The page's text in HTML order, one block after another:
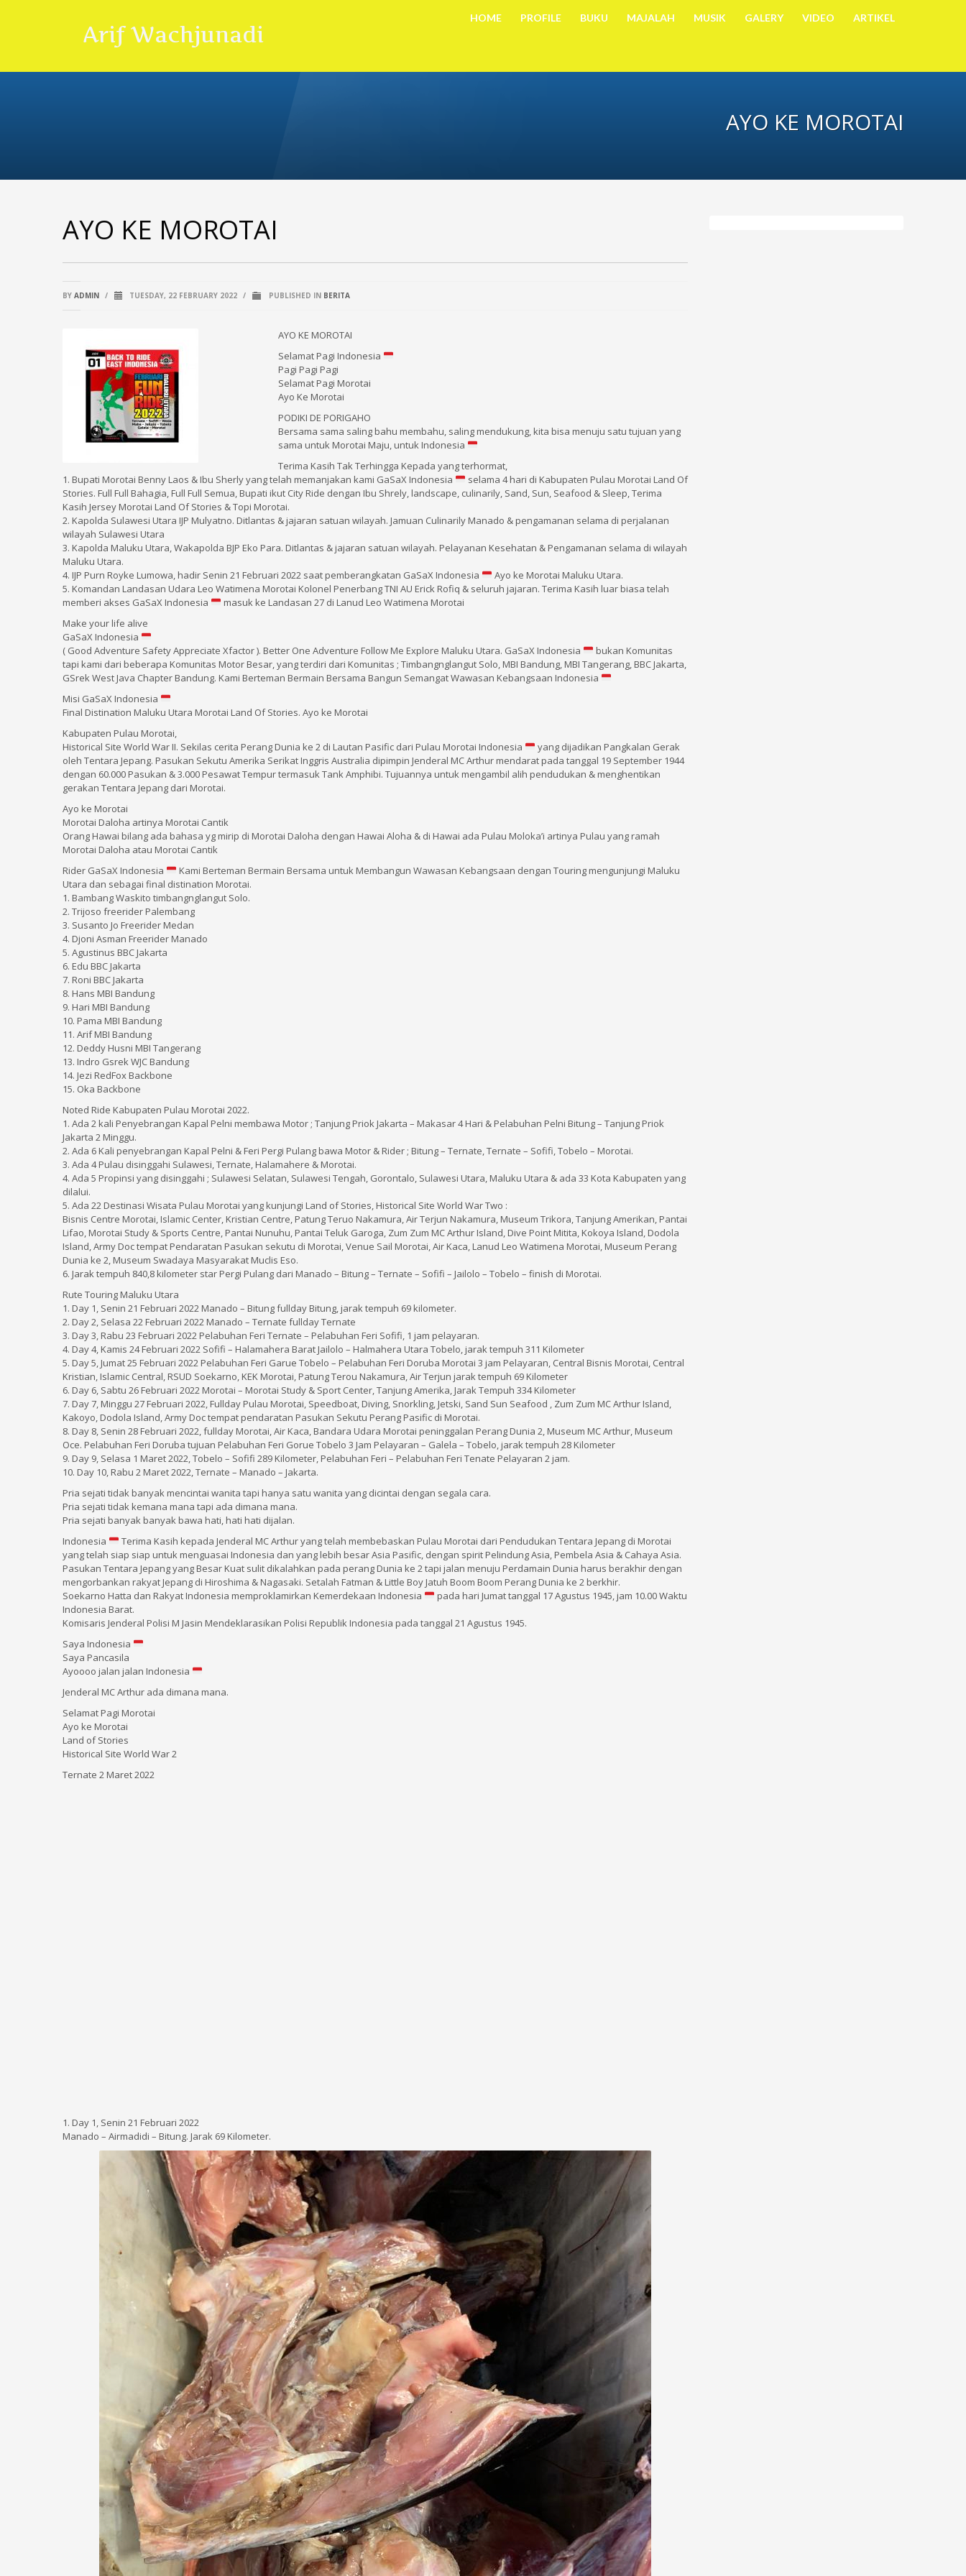
Arif Wachjunadi
HOME PROFILE BUKU MAJALAH MUSIK GALERY VIDEO ARTIKEL
AYO KE MOROTAI
AYO KE MOROTAI
BY ADMIN / TUESDAY, 22 FEBRUARY 2022 / PUBLISHED IN BERITA
AYO KE MOROTAI
Selamat Pagi Indonesia
Pagi Pagi Pagi
Selamat Pagi Morotai
Ayo Ke Morotai
PODIKI DE PORIGAHO
Bersama sama saling bahu membahu, saling mendukung, kita bisa menuju satu tujuan yang
sama untuk Morotai Maju, untuk Indonesia
Terima Kasih Tak Terhingga Kepada yang terhormat,
1. Bupati Morotai Benny Laos & Ibu Sherly yang telah memanjakan kami GaSaX Indonesia
selama 4 hari di Kabupaten Pulau Morotai Land Of
Stories. Full Full Bahagia, Full Full Semua, Bupati ikut City Ride dengan Ibu Shrely, landscape, culinarily, Sand, Sun, Seafood & Sleep, Terima
Kasih Jersey Morotai Land Of Stories & Topi Morotai.
2. Kapolda Sulawesi Utara IJP Mulyatno. Ditlantas & jajaran satuan wilayah. Jamuan Culinarily Manado & pengamanan selama di perjalanan
wilayah Sulawesi Utara
3. Kapolda Maluku Utara, Wakapolda BJP Eko Para. Ditlantas & jajaran satuan wilayah. Pelayanan Kesehatan & Pengamanan selama di wilayah
Maluku Utara.
4. IJP Purn Royke Lumowa, hadir Senin 21 Februari 2022 saat pemberangkatan GaSaX Indonesia
Ayo ke Morotai Maluku Utara.
5. Komandan Landasan Udara Leo Watimena Morotai Kolonel Penerbang TNI AU Erick Rofiq & seluruh jajaran. Terima Kasih luar biasa telah
memberi akses GaSaX Indonesia
masuk ke Landasan 27 di Lanud Leo Watimena Morotai
Make your life alive
GaSaX Indonesia
( Good Adventure Safety Appreciate Xfactor ). Better One Adventure Follow Me Explore Maluku Utara. GaSaX Indonesia
bukan Komunitas
tapi kami dari beberapa Komunitas Motor Besar, yang terdiri dari Komunitas ; Timbangnglangut Solo, MBI Bandung, MBI Tangerang, BBC Jakarta,
GSrek West Java Chapter Bandung. Kami Berteman Bermain Bersama Bangun Semangat Wawasan Kebangsaan Indonesia
Misi GaSaX Indonesia
Final Distination Maluku Utara Morotai Land Of Stories. Ayo ke Morotai
Kabupaten Pulau Morotai,
Historical Site World War II. Sekilas cerita Perang Dunia ke 2 di Lautan Pasific dari Pulau Morotai Indonesia
yang dijadikan Pangkalan Gerak
oleh Tentara Jepang. Pasukan Sekutu Amerika Serikat Inggris Australia dipimpin Jenderal MC Arthur mendarat pada tanggal 19 September 1944
dengan 60.000 Pasukan & 3.000 Pesawat Tempur termasuk Tank Amphibi. Tujuannya untuk mengambil alih pendudukan & menghentikan
gerakan Tentara Jepang dari Morotai.
Ayo ke Morotai
Morotai Daloha artinya Morotai Cantik
Orang Hawai bilang ada bahasa yg mirip di Morotai Daloha dengan Hawai Aloha & di Hawai ada Pulau Moloka’i artinya Pulau yang ramah
Morotai Daloha atau Morotai Cantik
Rider GaSaX Indonesia
Kami Berteman Bermain Bersama untuk Membangun Wawasan Kebangsaan dengan Touring mengunjungi Maluku
Utara dan sebagai final distination Morotai.
1. Bambang Waskito timbangnglangut Solo.
2. Trijoso freerider Palembang
3. Susanto Jo Freerider Medan
4. Djoni Asman Freerider Manado
5. Agustinus BBC Jakarta
6. Edu BBC Jakarta
7. Roni BBC Jakarta
8. Hans MBI Bandung
9. Hari MBI Bandung
10. Pama MBI Bandung
11. Arif MBI Bandung
12. Deddy Husni MBI Tangerang
13. Indro Gsrek WJC Bandung
14. Jezi RedFox Backbone
15. Oka Backbone
Noted Ride Kabupaten Pulau Morotai 2022.
1. Ada 2 kali Penyebrangan Kapal Pelni membawa Motor ; Tanjung Priok Jakarta – Makasar 4 Hari & Pelabuhan Pelni Bitung – Tanjung Priok
Jakarta 2 Minggu.
2. Ada 6 Kali penyebrangan Kapal Pelni & Feri Pergi Pulang bawa Motor & Rider ; Bitung – Ternate, Ternate – Sofifi, Tobelo – Morotai.
3. Ada 4 Pulau disinggahi Sulawesi, Ternate, Halamahere & Morotai.
4. Ada 5 Propinsi yang disinggahi ; Sulawesi Selatan, Sulawesi Tengah, Gorontalo, Sulawesi Utara, Maluku Utara & ada 33 Kota Kabupaten yang
dilalui.
5. Ada 22 Destinasi Wisata Pulau Morotai yang kunjungi Land of Stories, Historical Site World War Two :
Bisnis Centre Morotai, Islamic Center, Kristian Centre, Patung Teruo Nakamura, Air Terjun Nakamura, Museum Trikora, Tanjung Amerikan, Pantai
Lifao, Morotai Study & Sports Centre, Pantai Nunuhu, Pantai Teluk Garoga, Zum Zum MC Arthur Island, Dive Point Mitita, Kokoya Island, Dodola
Island, Army Doc tempat Pendaratan Pasukan sekutu di Morotai, Venue Sail Morotai, Air Kaca, Lanud Leo Watimena Morotai, Museum Perang
Dunia ke 2, Museum Swadaya Masyarakat Muclis Eso.
6. Jarak tempuh 840,8 kilometer star Pergi Pulang dari Manado – Bitung – Ternate – Sofifi – Jailolo – Tobelo – finish di Morotai.
Rute Touring Maluku Utara
1. Day 1, Senin 21 Februari 2022 Manado – Bitung fullday Bitung, jarak tempuh 69 kilometer.
2. Day 2, Selasa 22 Februari 2022 Manado – Ternate fullday Ternate
3. Day 3, Rabu 23 Februari 2022 Pelabuhan Feri Ternate – Pelabuhan Feri Sofifi, 1 jam pelayaran.
4. Day 4, Kamis 24 Februari 2022 Sofifi – Halamahera Barat Jailolo – Halmahera Utara Tobelo, jarak tempuh 311 Kilometer
5. Day 5, Jumat 25 Februari 2022 Pelabuhan Feri Garue Tobelo – Pelabuhan Feri Doruba Morotai 3 jam Pelayaran, Central Bisnis Morotai, Central
Kristian, Islamic Central, RSUD Soekarno, KEK Morotai, Patung Terou Nakamura, Air Terjun jarak tempuh 69 Kilometer
6. Day 6, Sabtu 26 Februari 2022 Morotai – Morotai Study & Sport Center, Tanjung Amerika, Jarak Tempuh 334 Kilometer
7. Day 7, Minggu 27 Februari 2022, Fullday Pulau Morotai, Speedboat, Diving, Snorkling, Jetski, Sand Sun Seafood , Zum Zum MC Arthur Island,
Kakoyo, Dodola Island, Army Doc tempat pendaratan Pasukan Sekutu Perang Pasific di Morotai.
8. Day 8, Senin 28 Februari 2022, fullday Morotai, Air Kaca, Bandara Udara Morotai peninggalan Perang Dunia 2, Museum MC Arthur, Museum
Oce. Pelabuhan Feri Doruba tujuan Pelabuhan Feri Gorue Tobelo 3 Jam Pelayaran – Galela – Tobelo, jarak tempuh 28 Kilometer
9. Day 9, Selasa 1 Maret 2022, Tobelo – Sofifi 289 Kilometer, Pelabuhan Feri – Pelabuhan Feri Tenate Pelayaran 2 jam.
10. Day 10, Rabu 2 Maret 2022, Ternate – Manado – Jakarta.
Pria sejati tidak banyak mencintai wanita tapi hanya satu wanita yang dicintai dengan segala cara.
Pria sejati tidak kemana mana tapi ada dimana mana.
Pria sejati banyak banyak bawa hati, hati hati dijalan.
Indonesia
Terima Kasih kepada Jenderal MC Arthur yang telah membebaskan Pulau Morotai dari Pendudukan Tentara Jepang di Morotai
yang telah siap siap untuk menguasai Indonesia dan yang lebih besar Asia Pasific, dengan spirit Pelindung Asia, Pembela Asia & Cahaya Asia.
Pasukan Tentara Jepang yang Besar Kuat sulit dikalahkan pada perang Dunia ke 2 tapi jalan menuju Perdamain Dunia harus berakhir dengan
mengorbankan rakyat Jepang di Hiroshima & Nagasaki. Setalah Fatman & Little Boy Jatuh Boom Boom Perang Dunia ke 2 berkhir.
Soekarno Hatta dan Rakyat Indonesia memproklamirkan Kemerdekaan Indonesia
pada hari Jumat tanggal 17 Agustus 1945, jam 10.00 Waktu
Indonesia Barat.
Komisaris Jenderal Polisi M Jasin Mendeklarasikan Polisi Republik Indonesia pada tanggal 21 Agustus 1945.
Saya Indonesia
Saya Pancasila
Ayoooo jalan jalan Indonesia
Jenderal MC Arthur ada dimana mana.
Selamat Pagi Morotai
Ayo ke Morotai
Land of Stories
Historical Site World War 2
Ternate 2 Maret 2022
1. Day 1, Senin 21 Februari 2022
Manado – Airmadidi – Bitung. Jarak 69 Kilometer.